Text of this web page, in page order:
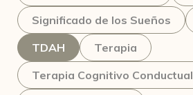
Significado de los Sueños
TDAH
Terapia
Terapia Cognitivo Conductual